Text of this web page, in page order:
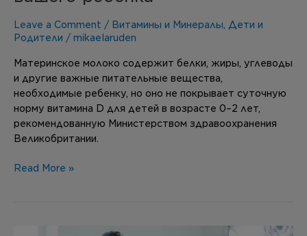
Leave a Comment / Витамины и Минералы, Дети и
Родители /mikaelaruden
Материнское молоко содержит белки, жиры, углеводы
и другие важные питательные вещества,
необходимые ребенку, но оно не покрывает суточную
норму витамина D для детей в возрасте 0–2 лет,
рекомендованную Министерством здравоохранения
Великобритании.
Read More »